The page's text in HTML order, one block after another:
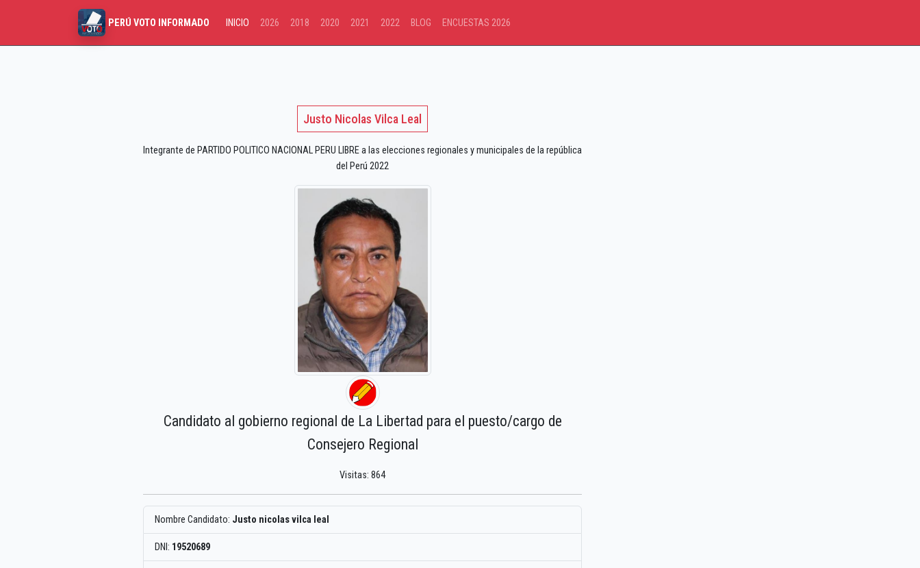
PERÚ VOTO INFORMADO INICIO 2026 2018 2020 2021 2022 BLOG ENCUESTAS 2026
Justo Nicolas Vilca Leal
Integrante de PARTIDO POLITICO NACIONAL PERU LIBRE a las elecciones regionales y municipales de la república
del Perú 2022
Candidato al gobierno regional de La Libertad para el puesto/cargo de
Consejero Regional
Visitas: 864
Nombre Candidato: Justo nicolas vilca leal
DNI: 19520689